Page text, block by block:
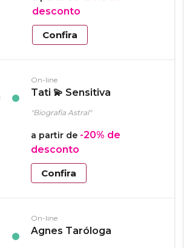
desconto
Confira
On-line
Tati 💫 Sensitiva
"Biografia Astral"
a partir de -20% de
desconto
Confira
On-line
Agnes Taróloga